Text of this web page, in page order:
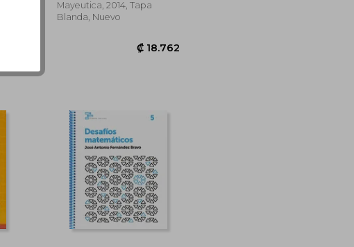
₡ 7.962
Mayeutica, 2014, Tapa
Blanda, Nuevo